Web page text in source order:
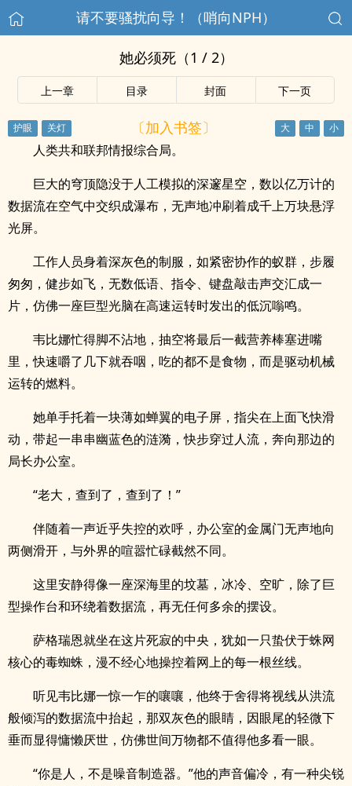
请不要骚扰向导！（哨向NPH）
她必须死（1 / 2）
上一章 目录 封面 下一页
〔加入书签〕
人类共和联邦情报综合局。
巨大的穹顶隐没于人工模拟的深邃星空，数以亿万计的
数据流在空气中交织成瀑布，无声地冲刷着成千上万块悬浮
光屏。
工作人员身着深灰色的制服，如紧密协作的蚁群，步履
匆匆，健步如飞，无数低语、指令、键盘敲击声交汇成一
片，仿佛一座巨型光脑在高速运转时发出的低沉嗡鸣。
韦比娜忙得脚不沾地，抽空将最后一截营养棒塞进嘴
里，快速嚼了几下就吞咽，吃的都不是食物，而是驱动机械
运转的燃料。
她单手托着一块薄如蝉翼的电子屏，指尖在上面飞快滑
动，带起一串串幽蓝色的涟漪，快步穿过人流，奔向那边的
局长办公室。
“老大，查到了，查到了！”
伴随着一声近乎失控的欢呼，办公室的金属门无声地向
两侧滑开，与外界的喧嚣忙碌截然不同。
这里安静得像一座深海里的坟墓，冰冷、空旷，除了巨
型操作台和环绕着数据流，再无任何多余的摆设。
萨格瑞恩就坐在这片死寂的中央，犹如一只蛰伏于蛛网
核心的毒蜘蛛，漫不经心地操控着网上的每一根丝线。
听见韦比娜一惊一乍的嚷嚷，他终于舍得将视线从洪流
般倾泻的数据流中抬起，那双灰色的眼睛，因眼尾的轻微下
垂而显得慵懒厌世，仿佛世间万物都不值得他多看一眼。
“你是人，不是噪音制造器。”他的声音偏冷，有一种尖锐